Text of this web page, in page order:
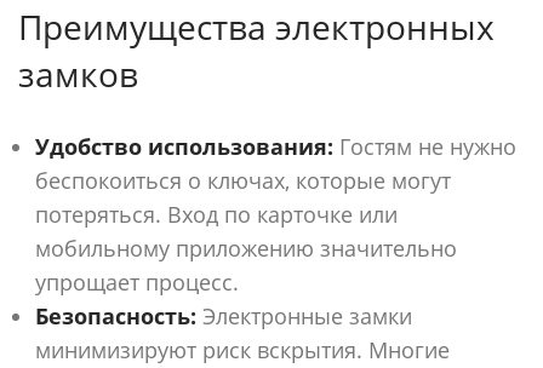
Преимущества электронных
замков
Удобство использования: Гостям не нужно
беспокоиться о ключах, которые могут
потеряться. Вход по карточке или
мобильному приложению значительно
упрощает процесс.
Безопасность: Электронные замки
минимизируют риск вскрытия. Многие